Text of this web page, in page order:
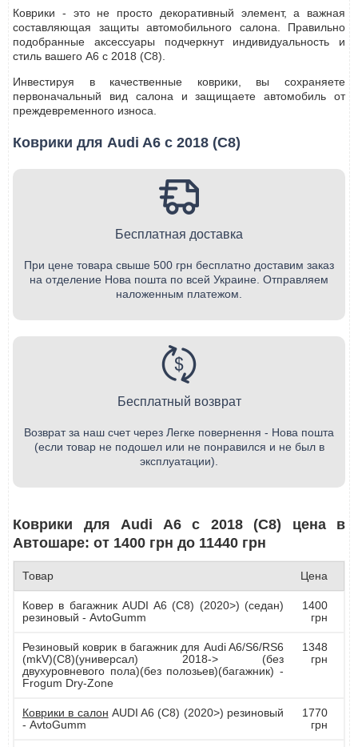
Коврики - это не просто декоративный элемент, а важная
составляющая защиты автомобильного салона. Правильно
подобранные аксессуары подчеркнут индивидуальность и
стиль вашего A6 с 2018 (С8).
Инвестируя в качественные коврики, вы сохраняете
первоначальный вид салона и защищаете автомобиль от
преждевременного износа.
Коврики для Audi A6 с 2018 (С8)
Бесплатная доставка
При цене товара свыше 500 грн бесплатно доставим заказ
на отделение Нова пошта по всей Украине. Отправляем
наложенным платежом.
Бесплатный возврат
Возврат за наш счет через Легке повернення - Нова пошта
(если товар не подошел или не понравился и не был в
эксплуатации).
Коврики для Audi A6 с 2018 (С8) цена в
Автошаре: от 1400 грн до 11440 грн
Товар Цена
Ковер в багажник AUDI A6 (C8) (2020>) (седан)
резиновый - AvtoGumm
1400
грн
Резиновый коврик в багажник для Audi A6/S6/RS6
(mkV)(C8)(универсал) 2018-> (без
двухуровневого пола)(без полозьев)(багажник) -
Frogum Dry-Zone
1348
грн
Коврики в салон AUDI A6 (C8) (2020>) резиновый
- AvtoGumm
1770
грн